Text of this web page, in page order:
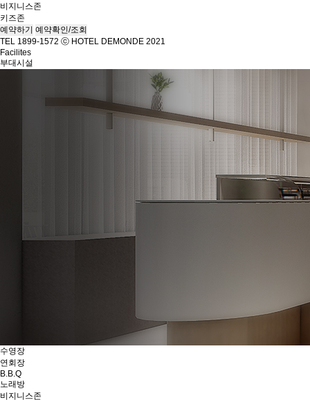
비지니스존
키즈존
예약하기 예약확인/조회
TEL 1899-1572 ⓒ HOTEL DEMONDE 2021
Facilites
부대시설
수영장
연회장
B.B.Q
노래방
비지니스존